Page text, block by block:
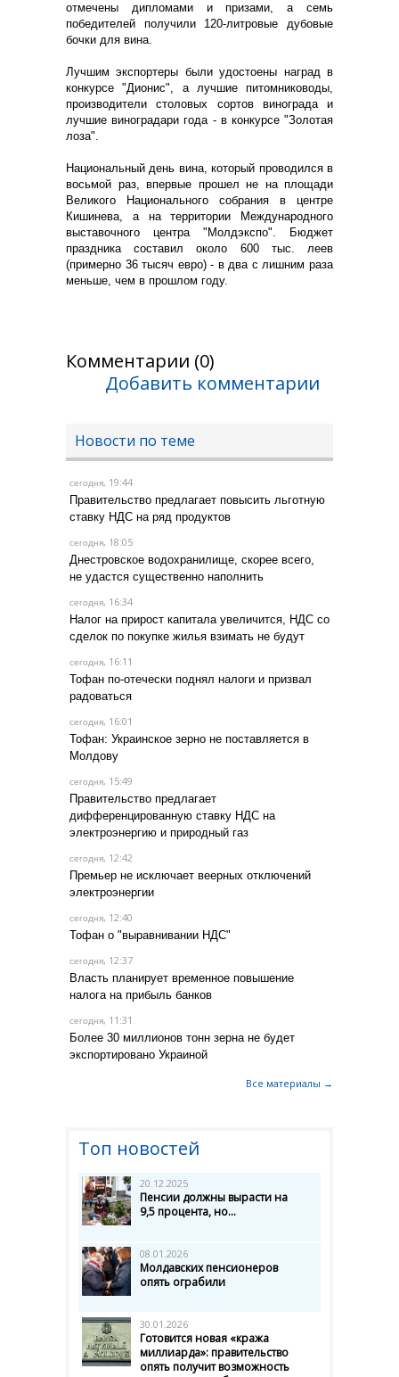
отмечены дипломами и призами, а семь
победителей получили 120-литровые дубовые
бочки для вина.
Лучшим экспортеры были удостоены наград в
конкурсе "Дионис", а лучшие питомниководы,
производители столовых сортов винограда и
лучшие виноградари года - в конкурсе "Золотая
лоза".
Национальный день вина, который проводился в
восьмой раз, впервые прошел не на площади
Великого Национального собрания в центре
Кишинева, а на территории Международного
выставочного центра "Молдэкспо". Бюджет
праздника составил около 600 тыс. леев
(примерно 36 тысяч евро) - в два с лишним раза
меньше, чем в прошлом году.
Комментарии (0)
Добавить комментарии
Новости по теме
сегодня, 19:44
Правительство предлагает повысить льготную
ставку НДС на ряд продуктов
сегодня, 18:05
Днестровское водохранилище, скорее всего,
не удастся существенно наполнить
сегодня, 16:34
Налог на прирост капитала увеличится, НДС со
сделок по покупке жилья взимать не будут
сегодня, 16:11
Тофан по-отечески поднял налоги и призвал
радоваться
сегодня, 16:01
Тофан: Украинское зерно не поставляется в
Молдову
сегодня, 15:49
Правительство предлагает
дифференцированную ставку НДС на
электроэнергию и природный газ
сегодня, 12:42
Премьер не исключает веерных отключений
электроэнергии
сегодня, 12:40
Тофан о "выравнивании НДС"
сегодня, 12:37
Власть планирует временное повышение
налога на прибыль банков
сегодня, 11:31
Более 30 миллионов тонн зерна не будет
экспортировано Украиной
Все материалы →
Топ новостей
20.12.2025
Пенсии должны вырасти на
9,5 процента, но...
08.01.2026
Молдавских пенсионеров
опять ограбили
30.01.2026
Готовится новая «кража
миллиарда»: правительство
опять получит возможность